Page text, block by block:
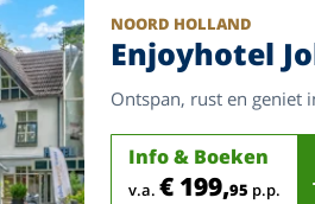
NOORD HOLLAND
Enjoyhotel
Ontspan, rust en geniet
Info & Boeken
v.a. € 199,95 p.p.